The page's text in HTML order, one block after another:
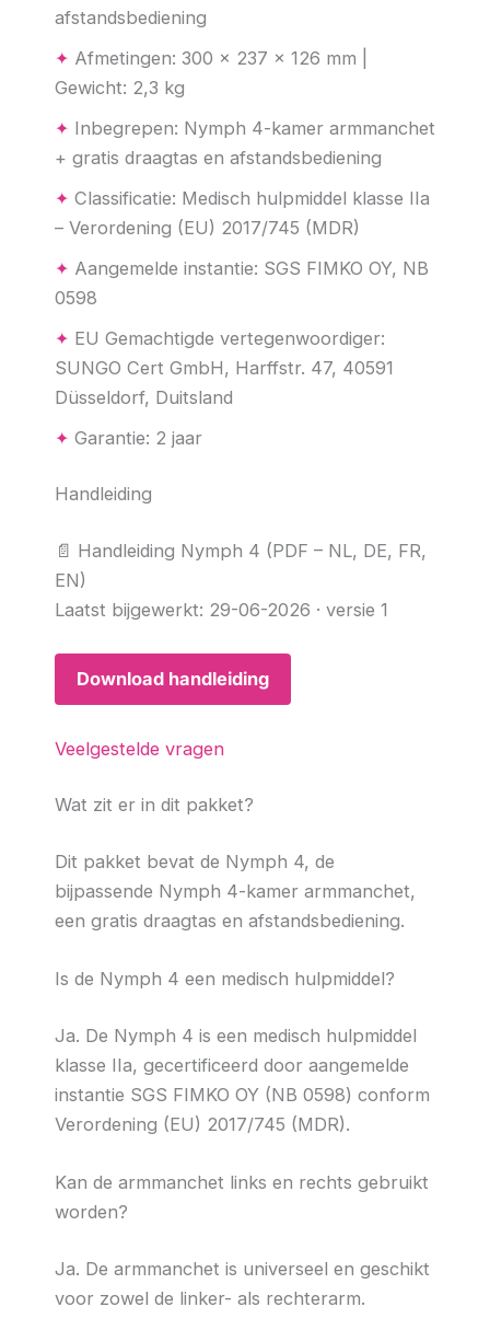
afstandsbediening
✦ Afmetingen: 300 × 237 × 126 mm |
Gewicht: 2,3 kg
✦ Inbegrepen: Nymph 4-kamer armmanchet
+ gratis draagtas en afstandsbediening
✦ Classificatie: Medisch hulpmiddel klasse IIa
– Verordening (EU) 2017/745 (MDR)
✦ Aangemelde instantie: SGS FIMKO OY, NB
0598
✦ EU Gemachtigde vertegenwoordiger:
SUNGO Cert GmbH, Harffstr. 47, 40591
Düsseldorf, Duitsland
✦ Garantie: 2 jaar
Handleiding
📄 Handleiding Nymph 4 (PDF – NL, DE, FR,
EN)
Laatst bijgewerkt: 29-06-2026 · versie 1
Download handleiding
Veelgestelde vragen
Wat zit er in dit pakket?
Dit pakket bevat de Nymph 4, de
bijpassende Nymph 4-kamer armmanchet,
een gratis draagtas en afstandsbediening.
Is de Nymph 4 een medisch hulpmiddel?
Ja. De Nymph 4 is een medisch hulpmiddel
klasse IIa, gecertificeerd door aangemelde
instantie SGS FIMKO OY (NB 0598) conform
Verordening (EU) 2017/745 (MDR).
Kan de armmanchet links en rechts gebruikt
worden?
Ja. De armmanchet is universeel en geschikt
voor zowel de linker- als rechterarm.